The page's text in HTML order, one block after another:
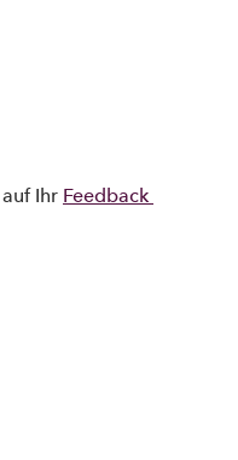
Ihr Feedback